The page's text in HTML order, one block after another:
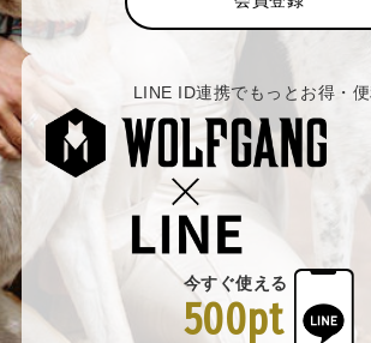
LINE ID連携でもっとお得・
今すぐ使える
500pt